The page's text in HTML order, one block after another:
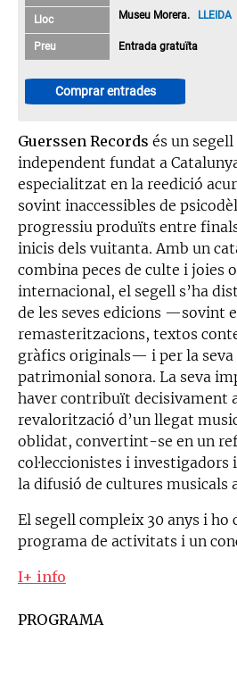
Lloc Museu Morera. LLEIDA
Preu Entrada gratuïta
Comprar entrades
Guerssen Records és un
independent fundat a
especialitzat en la reedició
sovint inaccessibles de
progressiu produïts entre
inicis dels vuitanta. Amb un
combina peces de culte i joies
internacional, el segell s’ha
de les seves edicions —sovint
remasteritzacions, textos
gràfics originals— i per la seva
patrimonial sonora. La seva
haver contribuït decisivament
revalorització d’un llegat
oblidat, convertint-se en un
col·leccionistes i investigadors
la difusió de cultures musicals
El segell compleix 30 anys i ho
programa de activitats i un
I+ info
PROGRAMA